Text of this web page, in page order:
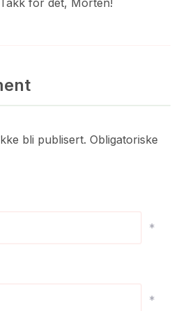
Takk for det, Morten!
bli publisert. Obligatoriske
*
*